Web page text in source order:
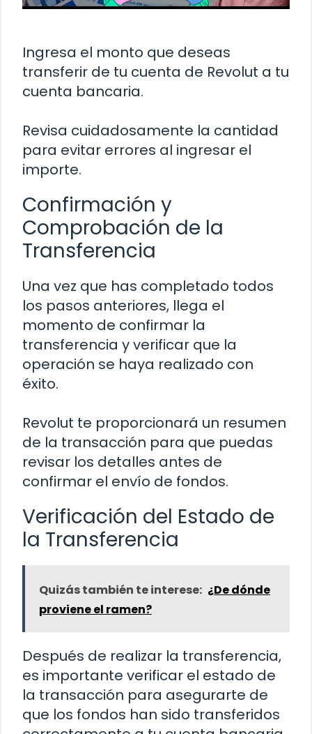
Ingresa el monto que deseas
transferir de tu cuenta de Revolut a tu
cuenta bancaria.
Revisa cuidadosamente la cantidad
para evitar errores al ingresar el
importe.
Confirmación y
Comprobación de la
Transferencia
Una vez que has completado todos
los pasos anteriores, llega el
momento de confirmar la
transferencia y verificar que la
operación se haya realizado con
éxito.
Revolut te proporcionará un resumen
de la transacción para que puedas
revisar los detalles antes de
confirmar el envío de fondos.
Verificación del Estado de
la Transferencia
Quizás también te interese: ¿De dónde
proviene el ramen?
Después de realizar la transferencia,
es importante verificar el estado de
la transacción para asegurarte de
que los fondos han sido transferidos